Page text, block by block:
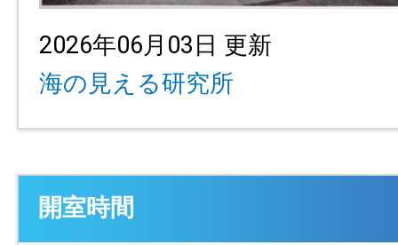
2026年06月03日 更新
海の見える研究所
開室時間